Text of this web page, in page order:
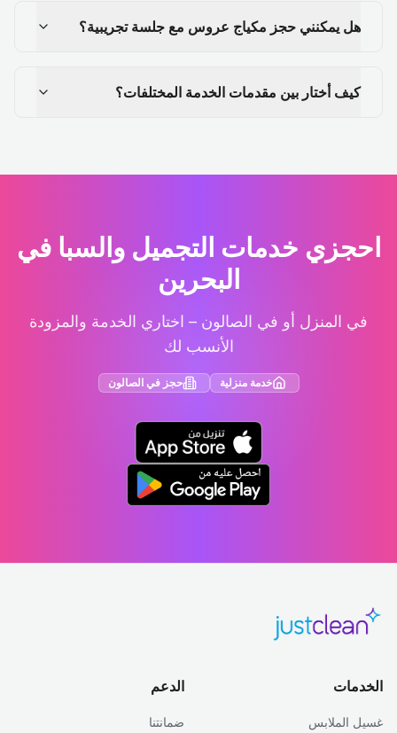
هل يمكنني حجز مكياج عروس مع جلسة تجريبية؟
كيف أختار بين مقدمات الخدمة المختلفات؟
احجزي خدمات التجميل والسبا في
البحرين
في المنزل أو في الصالون – اختاري الخدمة والمزودة
الأنسب لك
خدمة منزلية حجز في الصالون
الخدمات
غسيل الملابس
الدعم
ضمانتنا